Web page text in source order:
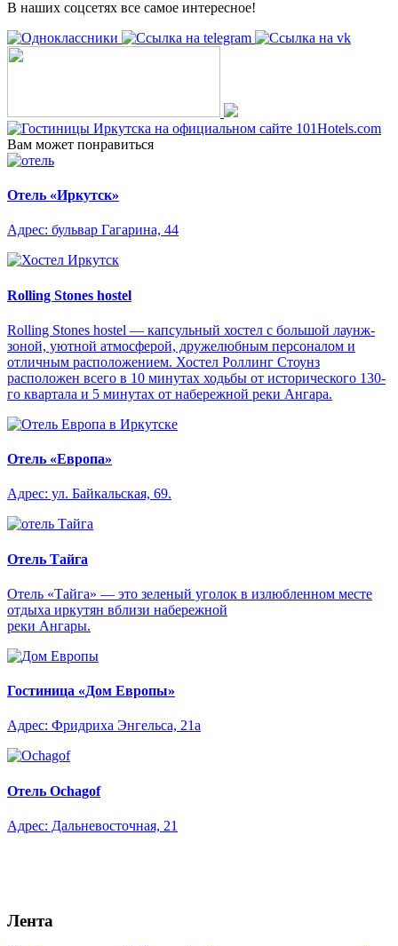
В наших соцсетях все самое интересное!
Вам может понравиться
Отель «Иркутск»
Адрес: бульвар Гагарина, 44
Rolling Stones hostel
Rolling Stones hostel — капсульный хостел с большой лаунж-
зоной, уютной атмосферой, дружелюбным персоналом и
отличным расположением. Хостел Роллинг Стоунз
расположен всего в 10 минутах ходьбы от исторического 130-
го квартала и 5 минутах от набережной реки Ангара.
Отель «Европа»
Адрес: ул. Байкальская, 69.
Отель Тайга
Отель «Тайга» — это зеленый уголок в излюбленном месте
отдыха иркутян вблизи набережной
реки Ангары.
Гостиница «Дом Европы»
Адрес: Фридриха Энгельса, 21а​
Отель Ochagof
Адрес: Дальневосточная, 21
Лента